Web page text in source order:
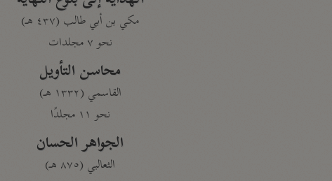
مكي بن أبي طالب (٤٣٧ هـ)
نحو ٧ مجلدات
محاسن التأويل
القاسمي (١٣٣٢ هـ)
نحو ١١ مجلدًا
الجواهر الحسان
الثعالبي (٨٧٥ هـ)